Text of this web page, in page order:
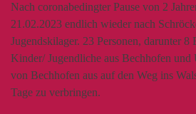
Nach coronabedingter Pause von 2
21.02.2023 endlich wieder nach
Jugendskilager. 23 Personen, darunter 8
Kinder/ Jugendliche aus Bechhofen und
von Bechhofen aus auf den Weg ins
Tage zu verbringen.